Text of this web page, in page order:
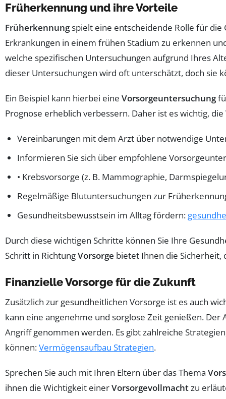
Früherkennung und ihre Vorteile
Früherkennungspielt eine entscheidende Rolle für die
Erkrankungen in einem frühen Stadium zu erkennen
welche spezifischen Untersuchungen aufgrund Ihres
dieser Untersuchungen wird oft unterschätzt, doch sie
Ein Beispiel kann hierbei eine Vorsorgeuntersuchung
Prognose erheblich verbessern. Daher ist es wichtig, die
Vereinbarungen mit dem Arzt über notwendige
Informieren Sie sich über empfohlene
• Krebsvorsorge (z. B. Mammographie,
Regelmäßige Blutuntersuchungen zur
Gesundheitsbewusstsein im Alltag fördern:
Durch diese wichtigen Schritte können Sie Ihre
Schritt in RichtungVorsorge bietet Ihnen die Sicherheit,
Finanzielle Vorsorge für die Zukunft
Zusätzlich zur gesundheitlichen Vorsorge ist es auch
kann eine angenehme und sorglose Zeit genießen. Der
Angriff genommen werden. Es gibt zahlreiche
können:Vermögensaufbau Strategien.
Sprechen Sie auch mit Ihren Eltern über das Thema
ihnen die Wichtigkeit einerVorsorgevollmachtzu